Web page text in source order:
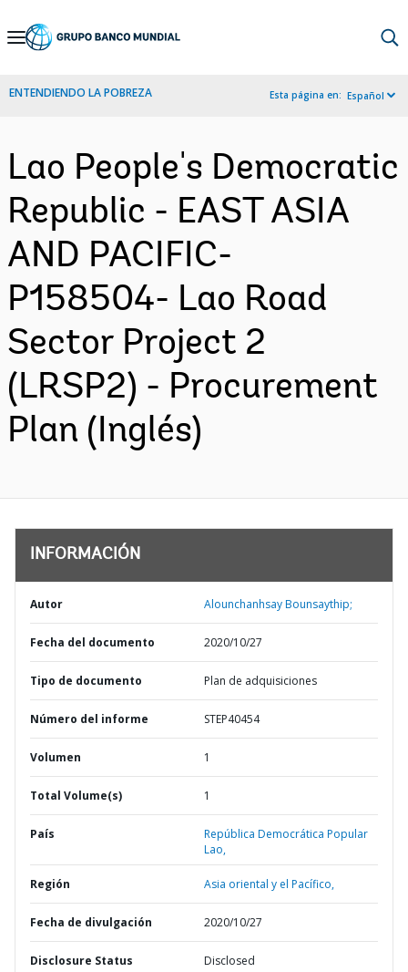
Skip
Navigation
ENTENDIENDO LA POBREZA Esta página en: Español
Lao People's Democratic
Republic - EAST ASIA
AND PACIFIC-
P158504- Lao Road
Sector Project 2
(LRSP2) - Procurement
Plan (Inglés)
INFORMACIÓN
Autor Alounchanhsay Bounsaythip;
Fecha del documento 2020/10/27
Tipo de documento Plan de adquisiciones
Número del informe STEP40454
Volumen 1
Total Volume(s) 1
País
República Democrática Popular
Lao,
Región Asia oriental y el Pacífico,
Fecha de divulgación 2020/10/27
Disclosure Status Disclosed